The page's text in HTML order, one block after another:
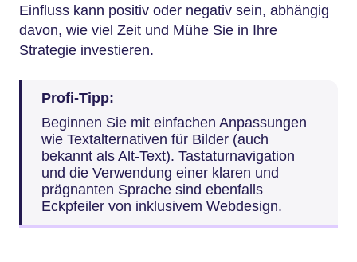
Einfluss kann positiv oder negativ sein, abhängig
davon, wie viel Zeit und Mühe Sie in Ihre
Strategie investieren.
Profi-Tipp:
Beginnen Sie mit einfachen Anpassungen
wie Textalternativen für Bilder (auch
bekannt als Alt-Text). Tastaturnavigation
und die Verwendung einer klaren und
prägnanten Sprache sind ebenfalls
Eckpfeiler von inklusivem Webdesign.